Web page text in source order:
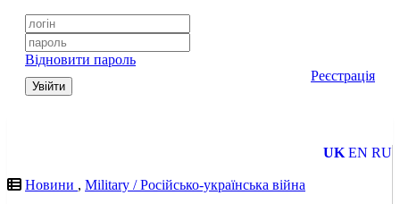
Відновити пароль
Увійти
Реєстрація
UK EN RU
Новини , Military / Російсько-українська війна